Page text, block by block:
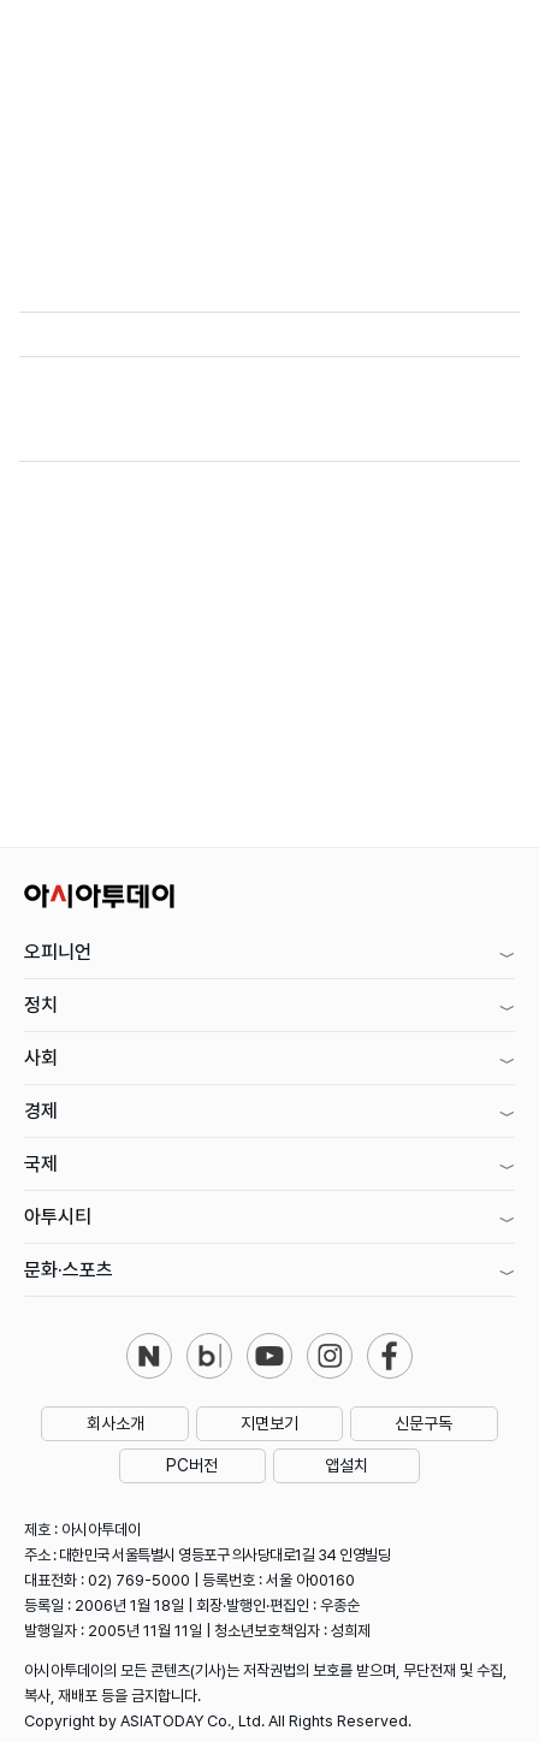
오피니언
정치
사회
경제
국제
아투시티
문화·스포츠
회사소개 지면보기 신문구독
PC버전 앱설치
제호 : 아시아투데이
주소 : 대한민국 서울특별시 영등포구 의사당대로1길 34 인영빌딩
대표전화 : 02) 769-5000 | 등록번호 : 서울 아00160
등록일 : 2006년 1월 18일 | 회장·발행인·편집인 : 우종순
발행일자 : 2005년 11월 11일 | 청소년보호책임자 : 성희제
아시아투데이의 모든 콘텐츠(기사)는 저작권법의 보호를 받으며, 무단전재 및 수집,
복사, 재배포 등을 금지합니다.
Copyright by ASIATODAY Co., Ltd. All Rights Reserved.